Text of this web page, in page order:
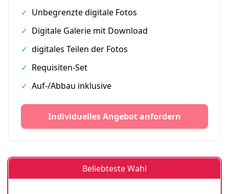
✓ Unbegrenzte digitale Fotos
✓ Digitale Galerie mit Download
✓ digitales Teilen der Fotos
✓ Requisiten-Set
✓ Auf-/Abbau inklusive
Individuelles Angebot anfordern
Beliebteste Wahl